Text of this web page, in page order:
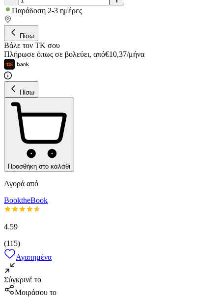
Παράδοση 2-3 ημέρες
Πίσω
Βάλε τον ΤΚ σου
Πλήρωσε όπως σε βολεύει, από€10,37/μήνα
Πίσω
Προσθήκη στο καλάθι
Αγορά από
BooktheBook
4.59
(115)
Αγαπημένα
Σύγκρινέ το
Μοιράσου το